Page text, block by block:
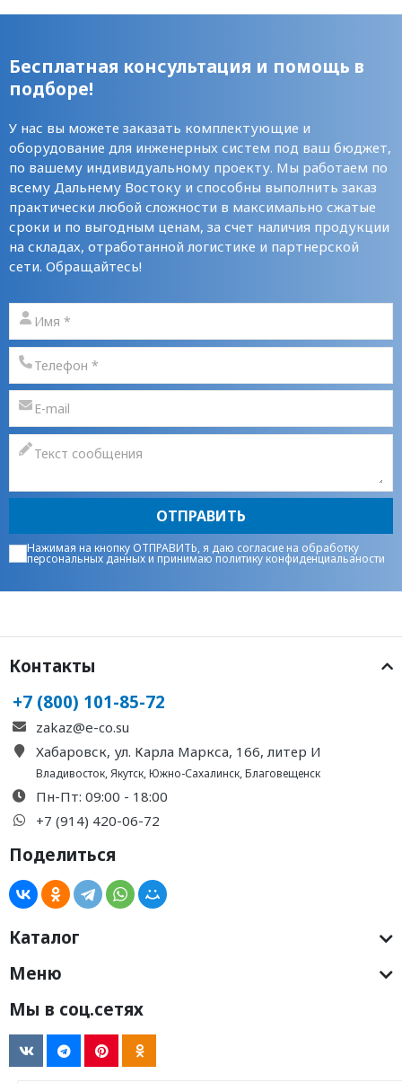
Бесплатная консультация и помощь в
подборе!
У нас вы можете заказать комплектующие и
оборудование для инженерных систем под ваш бюджет,
по вашему индивидуальному проекту. Мы работаем по
всему Дальнему Востоку и способны выполнить заказ
практически любой сложности в максимально сжатые
сроки и по выгодным ценам, за счет наличия продукции
на складах, отработанной логистике и партнерской
сети. Обращайтесь!
ОТПРАВИТЬ
Нажимая на кнопку ОТПРАВИТЬ, я даю согласие на обработку
персональных данныхи принимаюполитику конфиденциальаности
Контакты
+7 (800) 101-85-72
zakaz@e-co.su
Хабаровск, ул. Карла Маркса, 166, литер И
Владивосток,Якутск,Южно-Сахалинск,Благовещенск
Пн-Пт: 09:00 - 18:00
+7 (914) 420-06-72
Поделиться
Каталог
Меню
Мы в соц.сетях